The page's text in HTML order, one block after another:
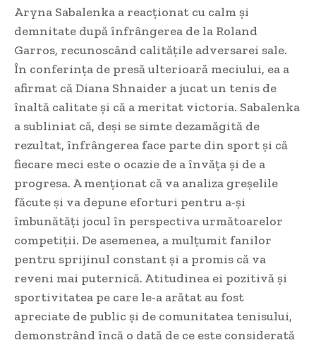
Aryna Sabalenka a reacționat cu calm și
demnitate după înfrângerea de la Roland
Garros, recunoscând calitățile adversarei sale.
În conferința de presă ulterioară meciului, ea a
afirmat că Diana Shnaider a jucat un tenis de
înaltă calitate și că a meritat victoria. Sabalenka
a subliniat că, deși se simte dezamăgită de
rezultat, înfrângerea face parte din sport și că
fiecare meci este o ocazie de a învăța și de a
progresa. A menționat că va analiza greșelile
făcute și va depune eforturi pentru a-și
îmbunătăți jocul în perspectiva următoarelor
competiții. De asemenea, a mulțumit fanilor
pentru sprijinul constant și a promis că va
reveni mai puternică. Atitudinea ei pozitivă și
sportivitatea pe care le-a arătat au fost
apreciate de public și de comunitatea tenisului,
demonstrând încă o dată de ce este considerată